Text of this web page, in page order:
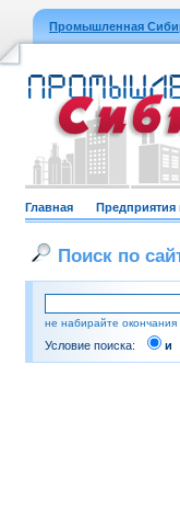
Промышленная
Главная Предприятия
Поиск по
не набирайте окончания
Условие поиска: и